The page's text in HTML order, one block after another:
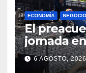
ECONOMÍA
El
jornada
menos
convenio
6 AGOSTO,